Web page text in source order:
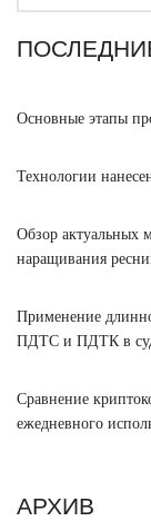
Основные этапы
Технологии
Обзор актуальных
наращивания
Применение
ПДТС и ПДТК в
Сравнение
ежедневного
АРХИВ